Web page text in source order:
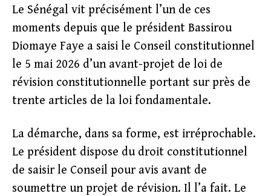
Le Sénégal vit précisément l’un de ces
moments depuis que le président Bassirou
Diomaye Faye a saisi le Conseil constitutionnel
le 5 mai 2026 d’un avant-projet de loi de
révision constitutionnelle portant sur près de
trente articles de la loi fondamentale.
La démarche, dans sa forme, est irréprochable.
Le président dispose du droit constitutionnel
de saisir le Conseil pour avis avant de
soumettre un projet de révision. Il l’a fait. Le